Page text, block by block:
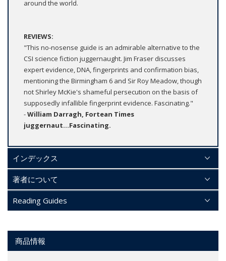
around the world.
REVIEWS:
"This no-nosense guide is an admirable alternative to the
CSI science fiction juggernaught. Jim Fraser discusses
expert evidence, DNA, fingerprints and confirmation bias,
mentioning the Birmingham 6 and Sir Roy Meadow, though
not Shirley McKie's shameful persecution on the basis of
supposedly infallible fingerprint evidence. Fascinating."
-William Darragh, Fortean Times
juggernaut...Fascinating.
インデックス
著者について
Reading Guides
商品情報